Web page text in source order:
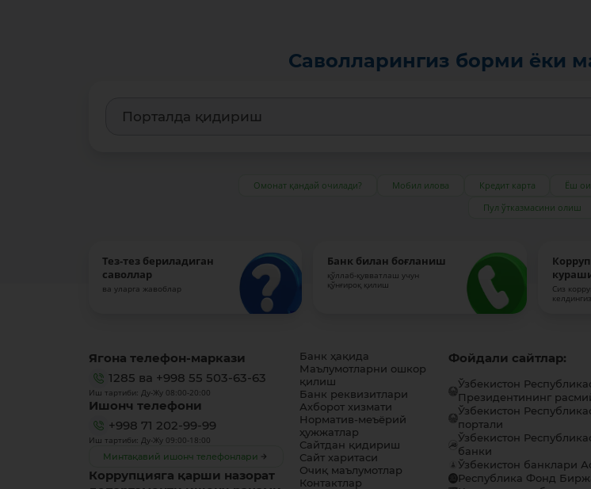
Саволларингиз борми ёки
Омонат қандай очилади? Мобил илова Кредит карта Ёш
Пул ўтказмасини олиш
Тез-тез бериладиган
саволлар
ва уларга жавоблар
Банк билан боғланиш
қўллаб-қувватлаш учун
қўнғироқ қилиш
Сиз
Ягона телефон-маркази
1285 ва +998 55 503-63-63
Иш тартиби: Ду-Жу 08:00-20:00
Ишонч телефони
+998 71 202-99-99
Иш тартиби: Ду-Жу 09:00-18:00
Минтақавий ишонч телефонлари
Коррупцияга қарши назорат
Банк ҳақида
Маълумотларни ошкор
қилиш
Банк реквизитлари
Ахборот хизмати
Норматив-меъёрий
ҳужжатлар
Сайтдан қидириш
Сайт харитаси
Очиқ маълумотлар
Контактлар
Фойдали сайтлар:
Ўзбекистон
Президентининг
Ўзбекистон
портали
Ўзбекистон
банки
Ўзбекистон банклари
Республика Фонд